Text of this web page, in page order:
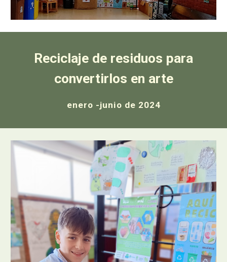
Reciclaje de residuos para
convertirlos en arte
enero -junio de 2024